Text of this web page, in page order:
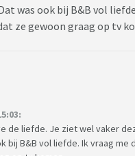
was ook bij B&B vol
ze gewoon graag op tv
de liefde. Je ziet wel vaker
bij B&B vol liefde. Ik vraag me